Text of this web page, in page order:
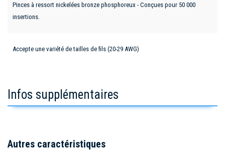
Pinces à ressort nickelées bronze phosphoreux - Conçues pour 50 000
insertions.
Accepte une variété de tailles de fils (20-29 AWG)
Infos supplémentaires
Autres caractéristiques